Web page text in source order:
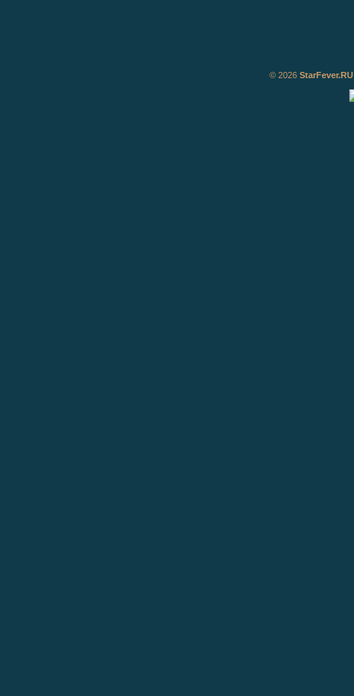
© 2026 StarFever.RU